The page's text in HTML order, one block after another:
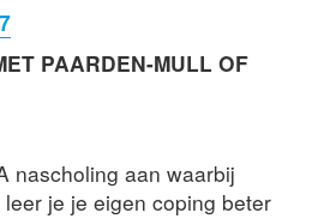
PAARDEN-MULL OF
nascholing aan waarbij
je je eigen coping beter